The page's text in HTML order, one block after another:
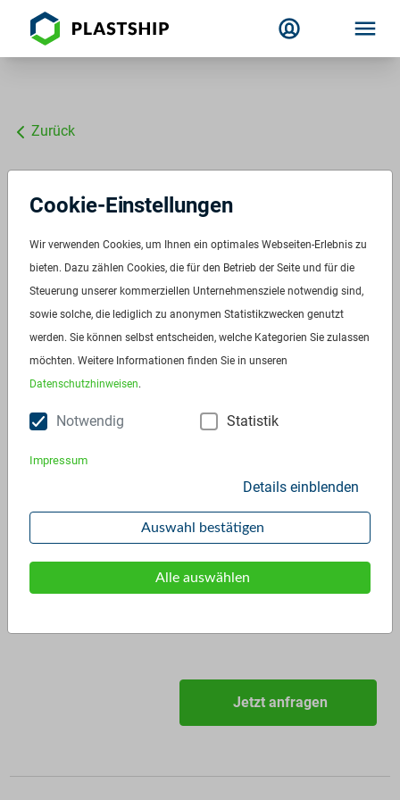
Zurück
GmbH fördern
Qualität im
Kunststoffrecycling
Innovative und
technisch-objektive
Geruchsbewertung jetzt
durch
Rezyklatmarkt auch über
Kategorie:Analyse
Jetzt anfragen
Cookie-Einstellungen
Wir verwenden Cookies, um Ihnen ein optimales Webseiten-Erlebnis zu
bieten. Dazu zählen Cookies, die für den Betrieb der Seite und für die
Steuerung unserer kommerziellen Unternehmensziele notwendig sind,
sowie solche, die lediglich zu anonymen Statistikzwecken genutzt
werden. Sie können selbst entscheiden, welche Kategorien Sie zulassen
möchten. Weitere Informationen finden Sie in unseren
Datenschutzhinweisen.
Notwendig Statistik
Impressum
Details einblenden
Auswahl bestätigen
Alle auswählen